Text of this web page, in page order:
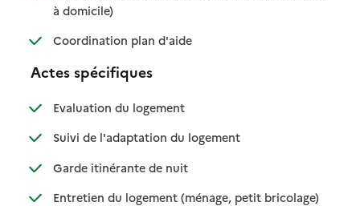
à domicile): disponible
: non disponible
Coordination plan d'aide: disponible
: non disponible
Actes spécifiques
Evaluation du logement: disponible
: non disponible
Suivi de l'adaptation du logement: disponible
: non disponible
Garde itinérante de nuit: disponible
: non disponible
Entretien du logement (ménage, petit bricolage): disponible
: non